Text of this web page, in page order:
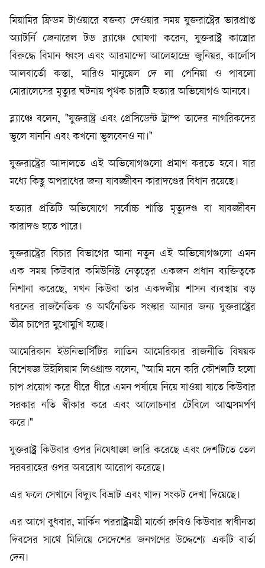
মিয়ামির ফ্রিডম টাওয়ারে বক্তব্য দেওয়ার সময় যুক্তরাষ্ট্রের ভারপ্রাপ্ত
অ্যাটর্নি জেনারেল টড ব্ল্যাঞ্চে ঘোষণা করেন, যুক্তরাষ্ট্র কাস্ত্রোর
বিরুদ্ধে বিমান ধ্বংস এবং আরমান্দো আলেহান্দ্রে জুনিয়র, কার্লোস
আলবার্তো কস্তা, মারিও মানুয়েল দে লা পেনিয়া ও পাবলো
মোরালেসের মৃত্যুর ঘটনায় পৃথক চারটি হত্যার অভিযোগও আনবে।
ব্ল্যাঞ্চে বলেন, "যুক্তরাষ্ট্র এবং প্রেসিডেন্ট ট্রাম্প তাদের নাগরিকদের
ভুলে যাননি এবং কখনো ভুলবেনও না।"
যুক্তরাষ্ট্রের আদালতে এই অভিযোগগুলো প্রমাণ করতে হবে। যার
মধ্যে কিছু অপরাধের জন্য যাবজ্জীবন কারাদণ্ডের বিধান রয়েছে।
হত্যার প্রতিটি অভিযোগে সর্বোচ্চ শাস্তি মৃত্যুদণ্ড বা যাবজ্জীবন
কারাদণ্ড হতে পারে।
যুক্তরাষ্ট্রের বিচার বিভাগের আনা নতুন এই অভিযোগগুলো এমন
এক সময় কিউবার কমিউনিস্ট নেতৃত্বের একজন প্রধান ব্যক্তিত্বকে
নিশানা করেছে, যখন কিউবা তার একদলীয় শাসন ব্যবস্থায় বড়
ধরনের রাজনৈতিক ও অর্থনৈতিক সংস্কার আনার জন্য যুক্তরাষ্ট্রের
তীব্র চাপের মুখোমুখি হচ্ছে।
আমেরিকান ইউনিভার্সিটির লাতিন আমেরিকার রাজনীতি বিষয়ক
বিশেষজ্ঞ উইলিয়াম লিওগ্রান্ড বলেন, "আমি মনে করি কৌশলটি হলো
চাপ প্রয়োগ করে ধীরে ধীরে এমন পর্যায়ে নিয়ে যাওয়া যাতে কিউবার
সরকার নতি স্বীকার করে এবং আলোচনার টেবিলে আত্মসমর্পণ
করে।"
যুক্তরাষ্ট্র কিউবার ওপর নিষেধাজ্ঞা জারি করেছে এবং দেশটিতে তেল
সরবরাহের ওপর অবরোধ আরোপ করেছে।
এর ফলে সেখানে বিদ্যুৎ বিভ্রাট এবং খাদ্য সংকট দেখা দিয়েছে।
এর আগে বুধবার, মার্কিন পররাষ্ট্রমন্ত্রী মার্কো রুবিও কিউবার স্বাধীনতা
দিবসের সাথে মিলিয়ে সেদেশের জনগণের উদ্দেশ্যে একটি বার্তা
দেন।